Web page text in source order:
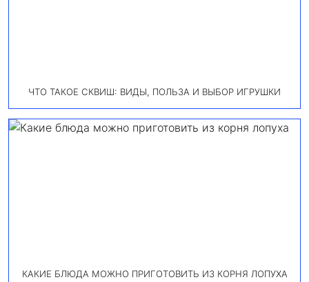
ЧТО ТАКОЕ СКВИШ: ВИДЫ, ПОЛЬЗА И ВЫБОР ИГРУШКИ
КАКИЕ БЛЮДА МОЖНО ПРИГОТОВИТЬ ИЗ КОРНЯ ЛОПУХА